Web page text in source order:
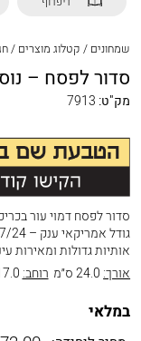
שמחונים / קטלוג מוצרים /
סדור לפסח –
מק"ט: 7913
סדור לפסח דמוי עור
גודל אמריקאי ענק – 17/24 ס"מ
אותיות גדולות ומאירות
אורך:24.0 ס״מ רוחב:17.0
במלאי